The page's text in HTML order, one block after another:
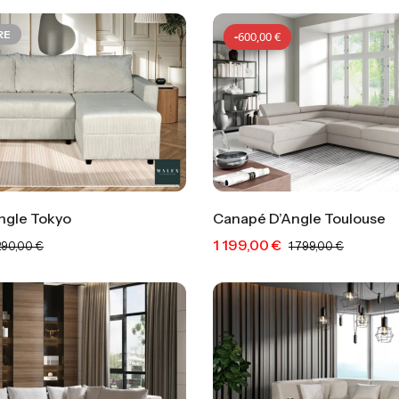
Tokyo
€
-600,00€
Canapé D’Angle Toulouse
1 199,00€ 1 799,00€